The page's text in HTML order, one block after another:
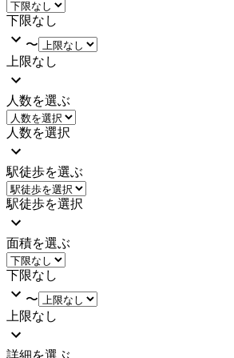
下限なし
〜
上限なし
人数を選ぶ
人数を選択
駅徒歩を選ぶ
駅徒歩を選択
面積を選ぶ
下限なし
〜
上限なし